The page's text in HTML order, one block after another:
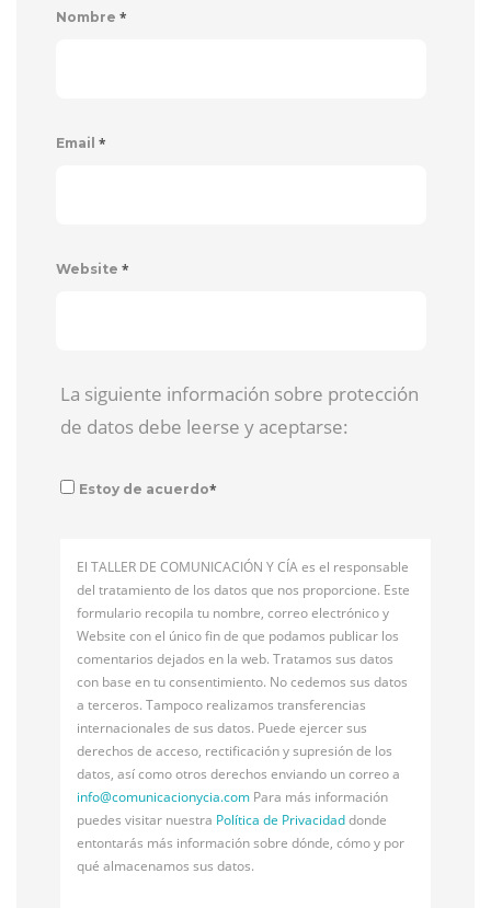
Nombre *
Email *
Website *
La siguiente información sobre protección
de datos debe leerse y aceptarse:
Estoy de acuerdo*
El TALLER DE COMUNICACIÓN Y CÍA es el responsable
del tratamiento de los datos que nos proporcione. Este
formulario recopila tu nombre, correo electrónico y
Website con el único fin de que podamos publicar los
comentarios dejados en la web. Tratamos sus datos
con base en tu consentimiento. No cedemos sus datos
a terceros. Tampoco realizamos transferencias
internacionales de sus datos. Puede ejercer sus
derechos de acceso, rectificación y supresión de los
datos, así como otros derechos enviando un correo a
info@comunicacionycia.com Para más información
puedes visitar nuestra Política de Privacidaddonde
entontarás más información sobre dónde, cómo y por
qué almacenamos sus datos.